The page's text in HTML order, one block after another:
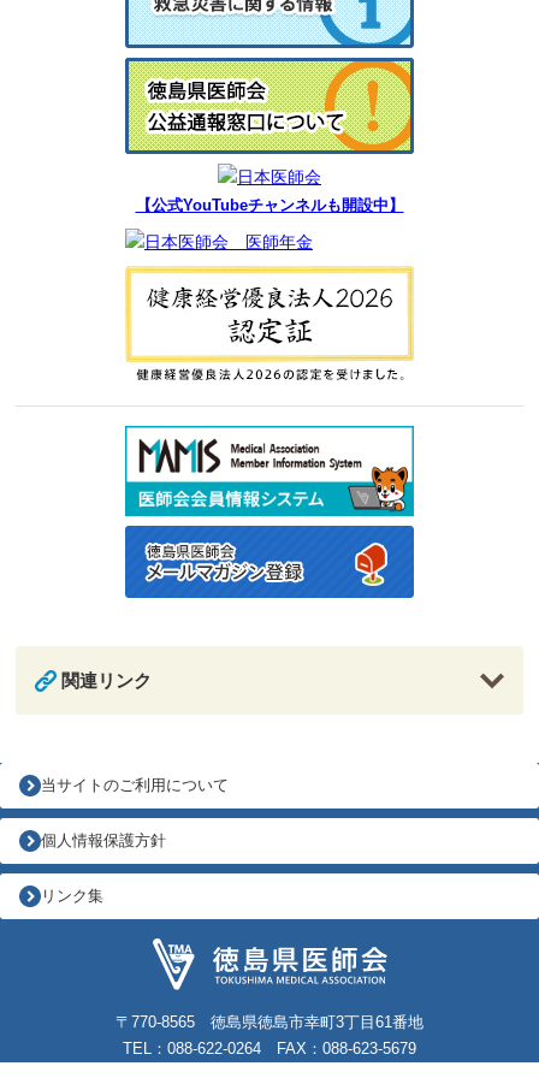
【公式YouTubeチャンネルも開設中】
関連リンク
〒770-8565 徳島県徳島市幸町3丁目61番地
TEL：088-622-0264 FAX：088-623-5679
当サイトのご利用について
個人情報保護方針
リンク集